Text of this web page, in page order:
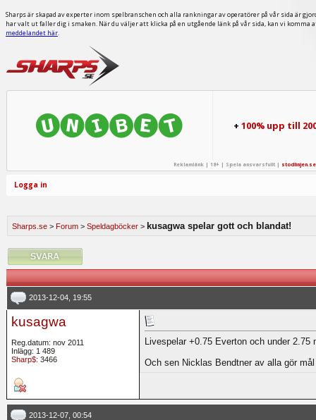
Sharps är skapad av experter inom spelbranschen och alla rankningar av operatörer på vår sida är
har valt ut faller dig i smaken. När du väljer att klicka på en utgående länk på vår sida, kan vi
meddelandet här.
+100% upp till
Reklamlänk | 18+ | Spela ansvarsfullt | stodlinjen.se
Logga in
Sharps.se > Forum > Speldagböcker > kusagwa spelar gott och blandat!
2013-12-04, 19:55
kusagwa
Reg.datum: nov 2011
Inlägg: 1 489
Sharp$: 3466
Livespelar +0.75 Everton och under 2.75
Och sen Nicklas Bendtner av alla gör
2013-12-07, 00:54